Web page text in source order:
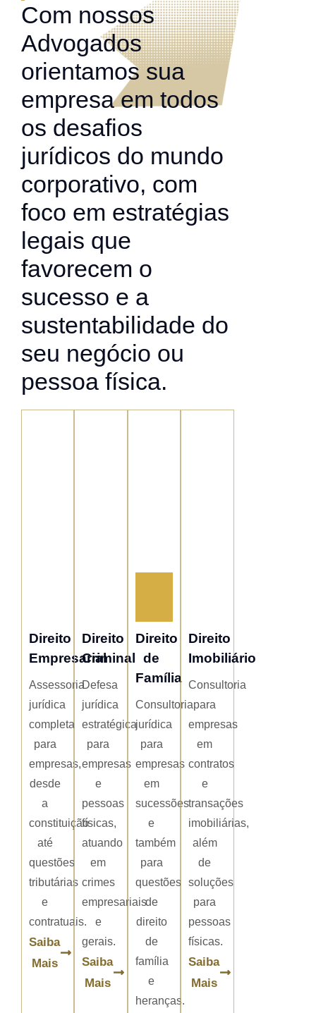
Com nossos
Advogados
orientamos sua
empresa em todos
os desafios
jurídicos do mundo
corporativo, com
foco em estratégias
legais que
favorecem o
sucesso e a
sustentabilidade do
seu negócio ou
pessoa física.
Direito
Empresarial
Assessoria
jurídica
completa
para
empresas,
desde
a
constituição
até
questões
tributárias
e
contratuais.
Saiba
Mais
Direito
Criminal
Defesa
jurídica
estratégica
para
empresas
e
pessoas
físicas,
atuando
em
crimes
empresariais
e
gerais.
Saiba
Mais
Direito
de
Família
Consultoria
jurídica
para
empresas
em
sucessões
e
também
para
questões
de
direito
de
família
e
heranças.
Direito
Imobiliário
Consultoria
para
empresas
em
contratos
e
transações
imobiliárias,
além
de
soluções
para
pessoas
físicas.
Saiba
Mais